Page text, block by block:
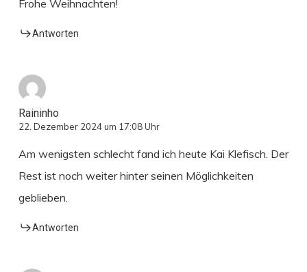
Frohe Weihnachten!
Antworten
Raininho
22. Dezember 2024 um 17:08 Uhr
Am wenigsten schlecht fand ich heute Kai Klefisch. Der
Rest ist noch weiter hinter seinen Möglichkeiten
geblieben.
Antworten